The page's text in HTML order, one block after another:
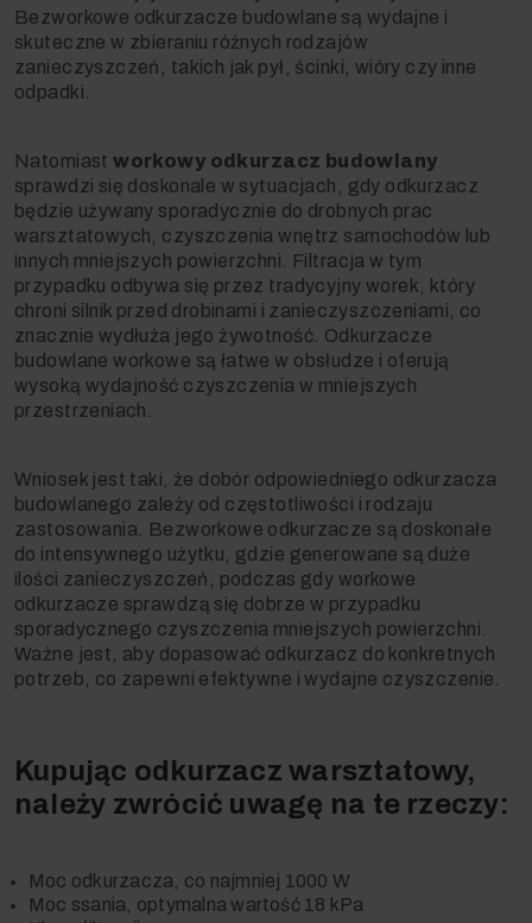
Bezworkowe odkurzacze budowlane są wydajne i
skuteczne w zbieraniu różnych rodzajów
zanieczyszczeń, takich jak pył, ścinki, wióry czy inne
odpadki.
Natomiastworkowy odkurzacz budowlany
sprawdzi się doskonale w sytuacjach, gdy odkurzacz
będzie używany sporadycznie do drobnych prac
warsztatowych, czyszczenia wnętrz samochodów lub
innych mniejszych powierzchni. Filtracja w tym
przypadku odbywa się przez tradycyjny worek, który
chroni silnik przed drobinami i zanieczyszczeniami, co
znacznie wydłuża jego żywotność. Odkurzacze
budowlane workowe są łatwe w obsłudze i oferują
wysoką wydajność czyszczenia w mniejszych
przestrzeniach.
Wniosek jest taki, że dobór odpowiedniego odkurzacza
budowlanego zależy od częstotliwości i rodzaju
zastosowania. Bezworkowe odkurzacze są doskonałe
do intensywnego użytku, gdzie generowane są duże
ilości zanieczyszczeń, podczas gdy workowe
odkurzacze sprawdzą się dobrze w przypadku
sporadycznego czyszczenia mniejszych powierzchni.
Ważne jest, aby dopasować odkurzacz do konkretnych
potrzeb, co zapewni efektywne i wydajne czyszczenie.
Kupując odkurzacz warsztatowy,
należy zwrócić uwagę na te rzeczy:
Moc odkurzacza, co najmniej 1000 W
Moc ssania, optymalna wartość 18 kPa